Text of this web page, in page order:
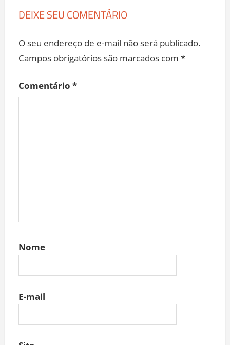
DEIXE SEU COMENTÁRIO
O seu endereço de e-mail não será publicado.
Campos obrigatórios são marcados com *
Comentário *
Nome
E-mail